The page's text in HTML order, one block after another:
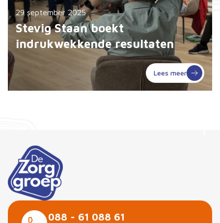
29 september 2025
Stevig Staan boekt
indrukwekkende resultaten
Lees meer
088 - 61 088 61